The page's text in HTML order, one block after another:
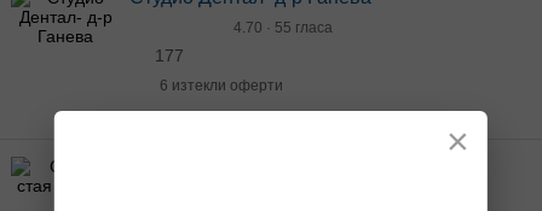
4.70 · 55 гласа
177
6 изтекли оферти
×